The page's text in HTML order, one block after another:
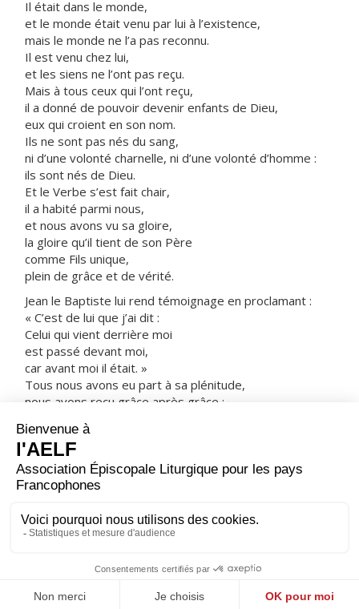
Il était dans le monde,
et le monde était venu par lui à l’existence,
mais le monde ne l’a pas reconnu.
Il est venu chez lui,
et les siens ne l’ont pas reçu.
Mais à tous ceux qui l’ont reçu,
il a donné de pouvoir devenir enfants de Dieu,
eux qui croient en son nom.
Ils ne sont pas nés du sang,
ni d’une volonté charnelle, ni d’une volonté d’homme :
ils sont nés de Dieu.
Et le Verbe s’est fait chair,
il a habité parmi nous,
et nous avons vu sa gloire,
la gloire qu’il tient de son Père
comme Fils unique,
plein de grâce et de vérité.
Jean le Baptiste lui rend témoignage en proclamant :
« C’est de lui que j’ai dit :
Celui qui vient derrière moi
est passé devant moi,
car avant moi il était. »
Tous nous avons eu part à sa plénitude,
nous avons reçu grâce après grâce ;
la grâce et la vérité sont venues par Jésus Christ.
Dieu, personne ne l’a jamais vu ;
le Fils unique, lui qui est Dieu,
lui qui est dans le sein du Père,
c’est lui qui l’a fait connaître.
– Acclamons la Parole de Dieu.